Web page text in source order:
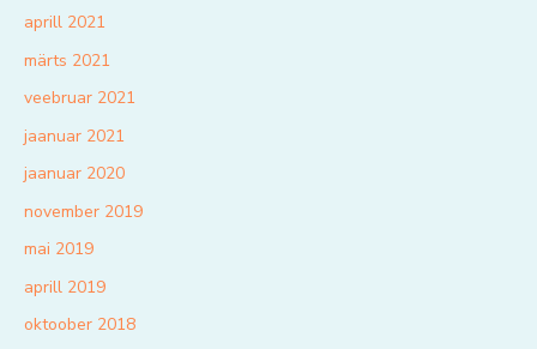
aprill 2021
märts 2021
veebruar 2021
jaanuar 2021
jaanuar 2020
november 2019
mai 2019
aprill 2019
oktoober 2018